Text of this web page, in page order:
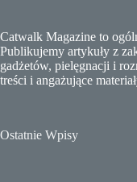
Catwalk Magazine to
Publikujemy artykuły z
gadżetów, pielęgnacji i
treści i angażujące
Ostatnie Wpisy